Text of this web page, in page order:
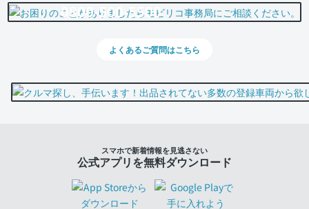
0800-500-5500
よくあるご質問はこちら
スマホで新着情報を見逃さない
公式アプリを無料ダウンロード